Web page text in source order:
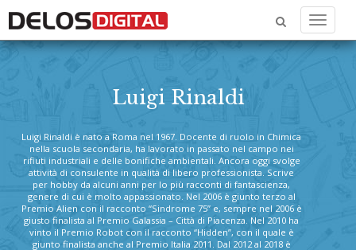
Menu
Luigi Rinaldi
Luigi Rinaldi è nato a Roma nel 1967. Docente di ruolo in Chimica
nella scuola secondaria, ha lavorato in passato nel campo nei
rifiuti industriali e delle bonifiche ambientali. Ancora oggi svolge
attività di consulente in qualità di libero professionista. Scrive
per hobby da alcuni anni per lo più racconti di fantascienza,
genere di cui è molto appassionato. Nel 2006 è giunto terzo al
Premio Alien con il racconto “Sindrome 75” e, sempre nel 2006 è
giusto finalista al Premio Galassia – Città di Piacenza. Nel 2010 ha
vinto il Premio Robot con il racconto “Hidden”, con il quale è
giunto finalista anche al Premio Italia 2011. Dal 2012 al 2018 è